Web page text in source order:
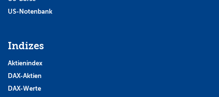
US-Notenbank
Indizes
Aktienindex
DAX-Aktien
DAX-Werte